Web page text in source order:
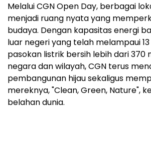
Melalui CGN Open Day, berbagai
menjadi ruang nyata yang
budaya. Dengan kapasitas energi
luar negeri yang telah melampaui
pasokan listrik bersih lebih dari 370
negara dan wilayah, CGN terus
pembangunan hijau sekaligus
mereknya, "Clean, Green, Nature",
belahan dunia.